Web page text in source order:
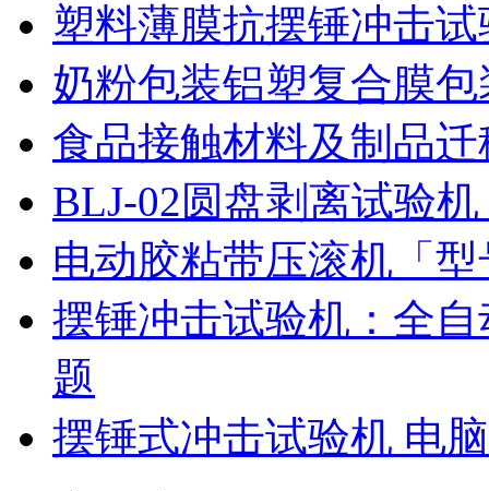
塑料薄膜抗摆锤冲击
奶粉包装铝塑复合膜
食品接触材料及制品
BLJ-02圆盘剥离试验
电动胶粘带压滚机「
摆锤冲击试验机：全
题
摆锤式冲击试验机 电